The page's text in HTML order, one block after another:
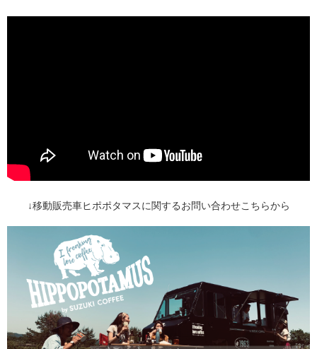
↓移動販売車ヒポポタマスに関するお問い合わせこちらから